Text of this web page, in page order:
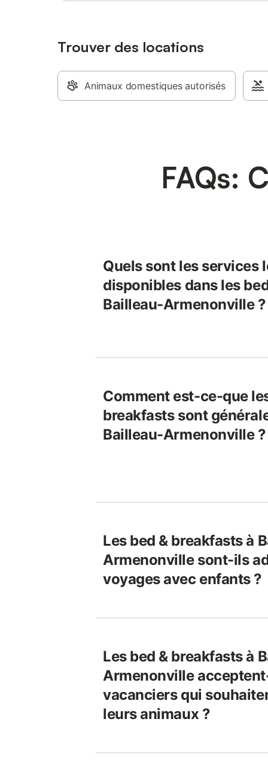
Trouver des locations
Animaux domestiques autorisés
FAQs:
Quels sont les services
disponibles dans les
Bailleau-Armenonville ?
Comment est-ce-que
breakfasts sont
Bailleau-Armenonville ?
Les bed & breakfasts à
Armenonville sont-ils
voyages avec enfants ?
Les bed & breakfasts à
Armenonville
vacanciers qui
leurs animaux ?